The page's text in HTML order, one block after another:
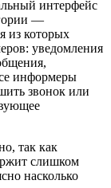
интерфейс
—
из которых
уведомления
информеры
звонок или
так как
слишком
насколько